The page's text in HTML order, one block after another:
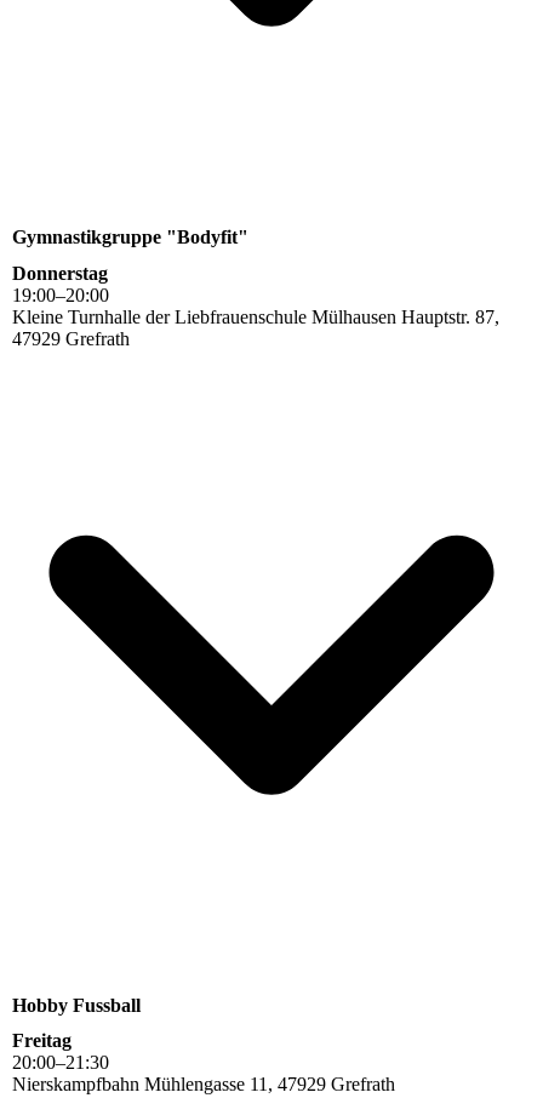
Gymnastikgruppe "Bodyfit"
Donnerstag
19:00–20:00
Kleine Turnhalle der Liebfrauenschule Mülhausen Hauptstr. 87,
47929 Grefrath
Hobby Fussball
Freitag
20:00–21 :30
Nierskampfbahn Mühlengasse 11, 47929 Grefrath